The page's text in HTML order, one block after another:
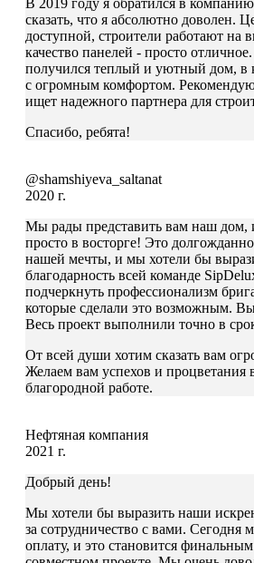
сказать, что я абсолютно доволен.
доступной, строители работают на
качество панелей - просто отличное.
получился теплый и уютный дом, в
с огромным комфортом.
ищет надежного партнера для
Спасибо, ребята!
@shamshiyeva_saltanat
2020 г.
Мы рады представить вам наш дом,
просто в восторге! Это
нашей мечты, и мы хотели бы
благодарность всей команде
подчеркнуть профессионализм
которые сделали это возможным.
Весь проект выполнили точно в
От всей души хотим сказать вам
Желаем вам успехов и процветания
благородной работе.
Нефтяная компания
2021 г.
Добрый день!
Мы хотели бы выразить наши
за сотрудничество с вами. Сегодня
оплату, и это становится